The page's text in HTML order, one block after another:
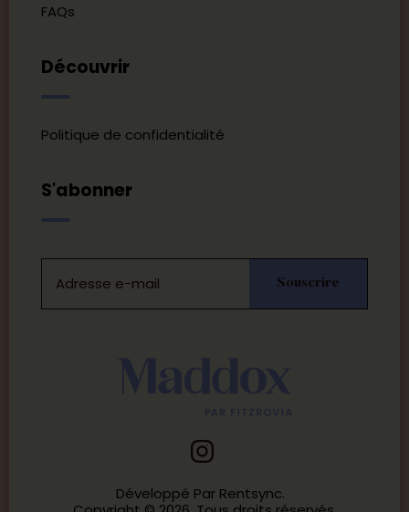
Développé Par Rentsync.
FAQs
Découvrir
Politique de confidentialité
S'abonner
Souscrire